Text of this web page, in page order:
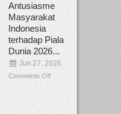
Antusiasme
Masyarakat
Indonesia
terhadap Piala
Dunia 2026...
Jun 27, 2026
Comments Off